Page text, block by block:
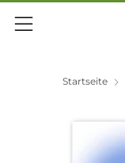
Menü
Startseite